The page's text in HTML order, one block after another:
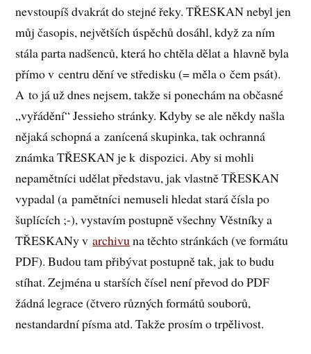
nevstoupíš dvakrát do stejné řeky. TŘESKAN nebyl jen
můj časopis, největších úspěchů dosáhl, když za ním
stála parta nadšenců, která ho chtěla dělat a hlavně byla
přímo v centru dění ve středisku (= měla o čem psát).
A to já už dnes nejsem, takže si ponechám na občasné
„vyřádění“ Jessieho stránky. Kdyby se ale někdy našla
nějaká schopná a zanícená skupinka, tak ochranná
známka TŘESKAN je k dispozici. Aby si mohli
nepamětníci udělat představu, jak vlastně TŘESKAN
vypadal (a pamětníci nemuseli hledat stará čísla po
šuplících ;-), vystavím postupně všechny Věstníky a
TŘESKANy varchivuna těchto stránkách (ve formátu
PDF). Budou tam přibývat postupně tak, jak to budu
stíhat. Zejména u starších čísel není převod do PDF
žádná legrace (čtvero různých formátů souborů,
nestandardní písma atd. Takže prosím o trpělivost.